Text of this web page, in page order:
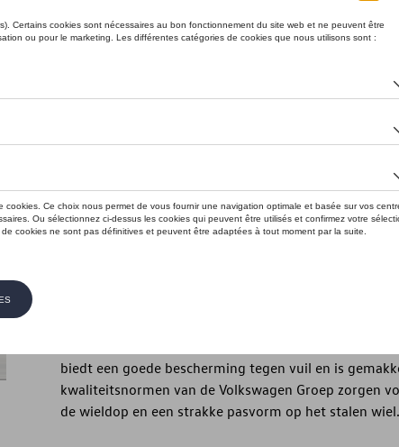
Minder dan 5 stuks beschikbaar.
Contacteer uw dealer om te
Introductie
Met de Volkswagen Original Accessories wieldop
ook tijdens het rijden in de winter een stijlvolle
biedt een goede bescherming tegen vuil en is
kwaliteitsnormen van de Volkswagen Groep zorgen
de wieldop en een strakke pasvorm op het stalen wiel.